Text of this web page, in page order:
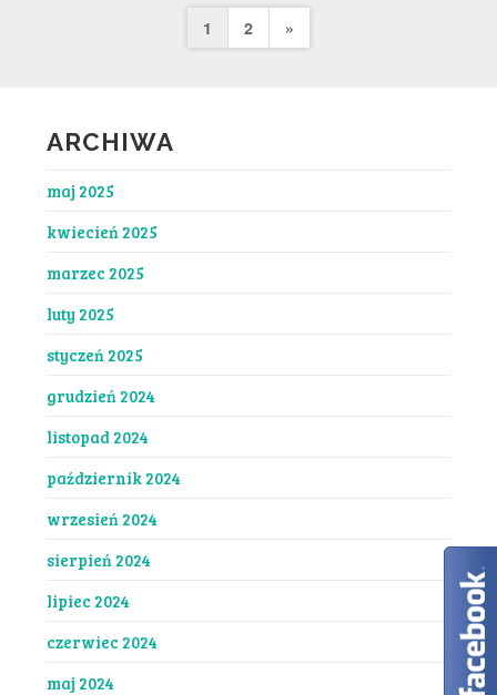
Nawigacja
1 2
Następna
»
ARCHIWA
maj 2025
kwiecień 2025
marzec 2025
luty 2025
styczeń 2025
grudzień 2024
listopad 2024
październik 2024
wrzesień 2024
sierpień 2024
lipiec 2024
czerwiec 2024
maj 2024